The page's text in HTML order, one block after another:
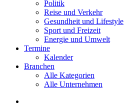
Politik
Reise und Verkehr
Gesundheit und Lifestyle
Sport und Freizeit
Energie und Umwelt
Termine
Kalender
Branchen
Alle Kategorien
Alle Unternehmen